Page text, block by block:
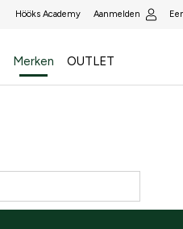
Hööks Academy Aanmelden
Merken OUTLET